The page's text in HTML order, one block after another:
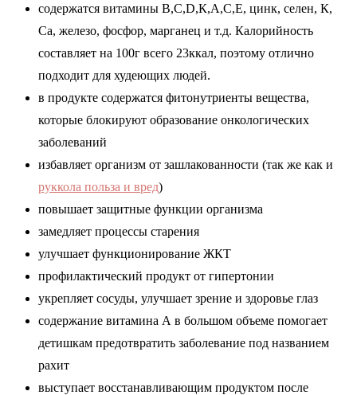
содержатся витамины В,С,D,К,А,С,Е, цинк, селен, К,
Са, железо, фосфор, марганец и т.д. Калорийность
составляет на 100г всего 23ккал, поэтому отлично
подходит для худеющих людей.
в продукте содержатся фитонутриенты вещества,
которые блокируют образование онкологических
заболеваний
избавляет организм от зашлакованности (так же как и
руккола польза и вред)
повышает защитные функции организма
замедляет процессы старения
улучшает функционирование ЖКТ
профилактический продукт от гипертонии
укрепляет сосуды, улучшает зрение и здоровье глаз
содержание витамина А в большом объеме помогает
детишкам предотвратить заболевание под названием
рахит
выступает восстанавливающим продуктом после